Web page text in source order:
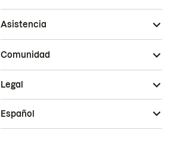
Asistencia
Comunidad
Legal
Español